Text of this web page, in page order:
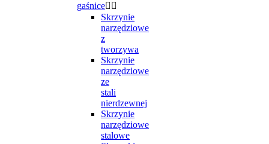
gaśnice 
Skrzynie
narzędziowe
z
tworzywa
Skrzynie
narzędziowe
ze
stali
nierdzewnej
Skrzynie
narzędziowe
stalowe